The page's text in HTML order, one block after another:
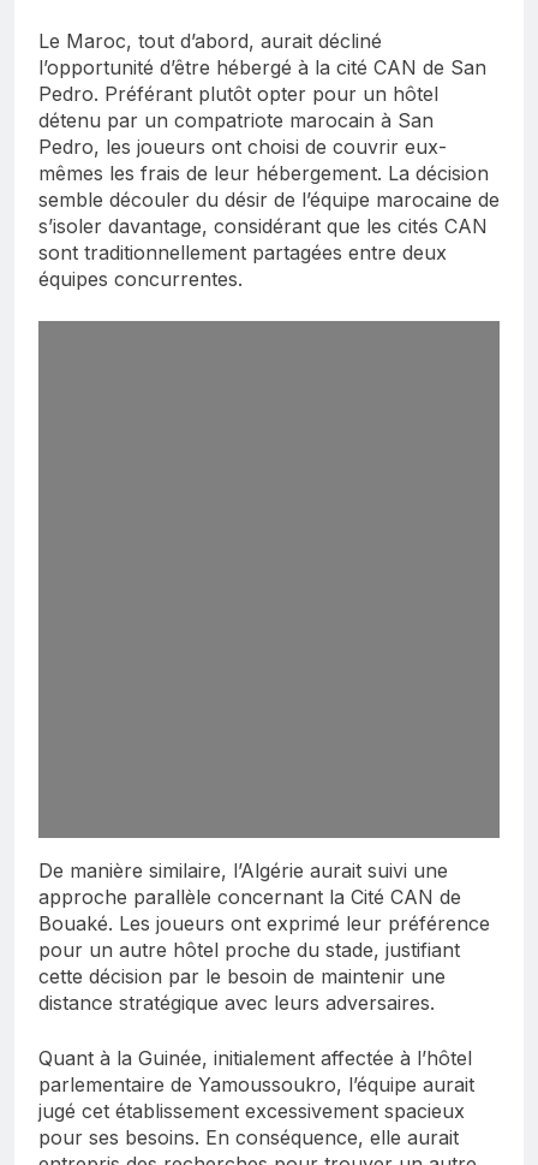
Le Maroc, tout d’abord, aurait décliné
l’opportunité d’être hébergé à la cité CAN de San
Pedro. Préférant plutôt opter pour un hôtel
détenu par un compatriote marocain à San
Pedro, les joueurs ont choisi de couvrir eux-
mêmes les frais de leur hébergement. La décision
semble découler du désir de l’équipe marocaine de
s’isoler davantage, considérant que les cités CAN
sont traditionnellement partagées entre deux
équipes concurrentes.
De manière similaire, l’Algérie aurait suivi une
approche parallèle concernant la Cité CAN de
Bouaké. Les joueurs ont exprimé leur préférence
pour un autre hôtel proche du stade, justifiant
cette décision par le besoin de maintenir une
distance stratégique avec leurs adversaires.
Quant à la Guinée, initialement affectée à l’hôtel
parlementaire de Yamoussoukro, l’équipe aurait
jugé cet établissement excessivement spacieux
pour ses besoins. En conséquence, elle aurait